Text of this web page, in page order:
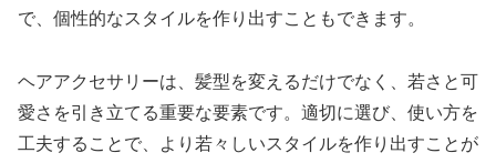
で、個性的なスタイルを作り出すこともできます。
ヘアアクセサリーは、髪型を変えるだけでなく、若さと可
愛さを引き立てる重要な要素です。適切に選び、使い方を
工夫することで、より若々しいスタイルを作り出すことが